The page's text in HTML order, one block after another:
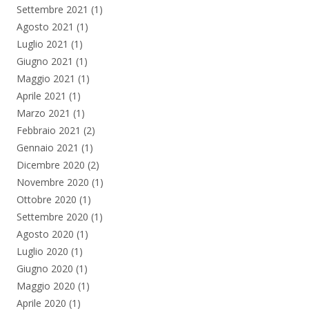
Settembre 2021 (1)
Agosto 2021 (1)
Luglio 2021 (1)
Giugno 2021 (1)
Maggio 2021 (1)
Aprile 2021 (1)
Marzo 2021 (1)
Febbraio 2021 (2)
Gennaio 2021 (1)
Dicembre 2020 (2)
Novembre 2020 (1)
Ottobre 2020 (1)
Settembre 2020 (1)
Agosto 2020 (1)
Luglio 2020 (1)
Giugno 2020 (1)
Maggio 2020 (1)
Aprile 2020 (1)